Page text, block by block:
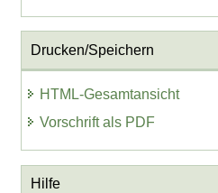
Drucken/Speichern
HTML-Gesamtansicht
Vorschrift als PDF
Hilfe